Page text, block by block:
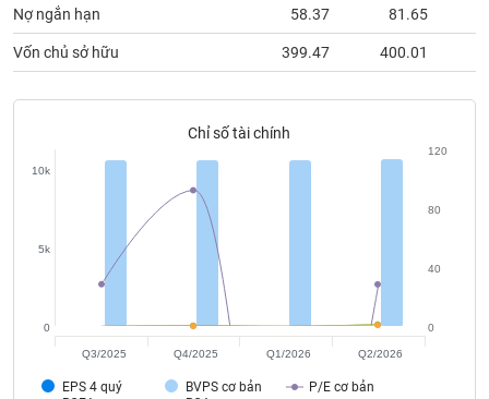
Nợ ngắn hạn 58.37 81.65
Vốn chủ sở hữu 399.47 400.01
Chỉ số tài chính
EPS 4 quý BVPS cơ bản
P/E cơ bản
0
5k
10k
0
40
80
120
Q3/2025 Q4/2025 Q1/2026 Q2/2026
liệu